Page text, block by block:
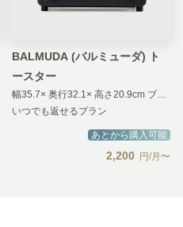
BALMUDA (バルミューダ) ト
ースター
いつでも返せるプラン
あとから購入可能
2,200 円/月〜